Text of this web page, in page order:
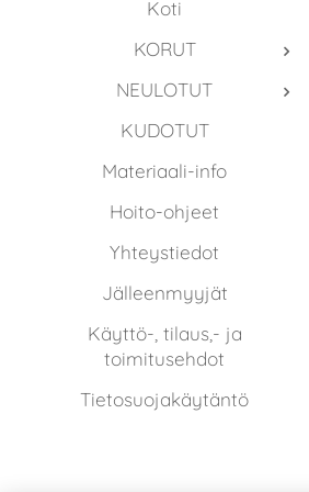
Koti
KORUT
NEULOTUT
KUDOTUT
Materiaali-info
Hoito-ohjeet
Yhteystiedot
Jälleenmyyjät
Käyttö-, tilaus,- ja
toimitusehdot
Tietosuojakäytäntö